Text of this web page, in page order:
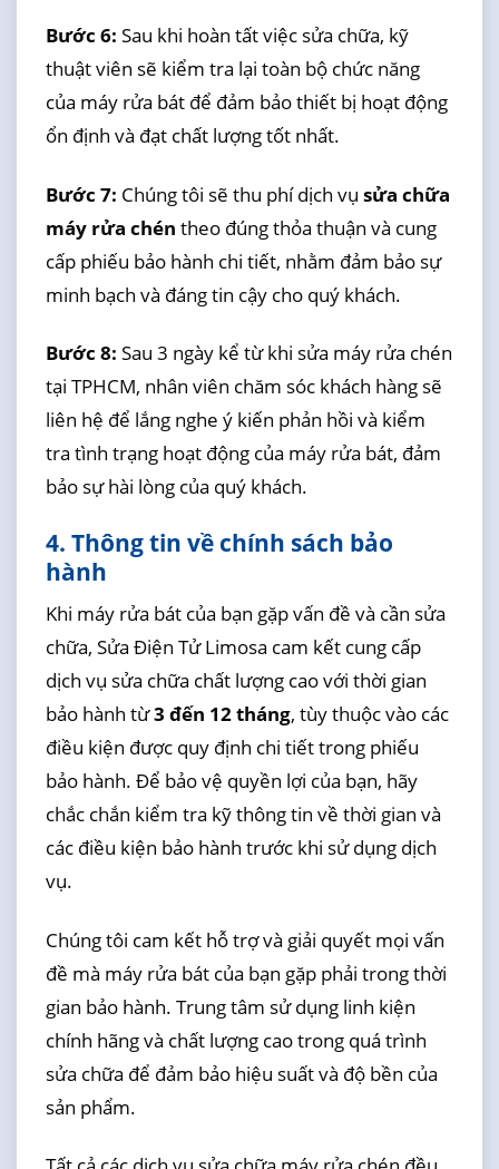
Bước 6: Sau khi hoàn tất việc sửa chữa, kỹ
thuật viên sẽ kiểm tra lại toàn bộ chức năng
của máy rửa bát để đảm bảo thiết bị hoạt động
ổn định và đạt chất lượng tốt nhất.
Bước 7: Chúng tôi sẽ thu phí dịch vụ sửa chữa
máy rửa chén theo đúng thỏa thuận và cung
cấp phiếu bảo hành chi tiết, nhằm đảm bảo sự
minh bạch và đáng tin cậy cho quý khách.
Bước 8: Sau 3 ngày kể từ khi sửa máy rửa chén
tại TPHCM, nhân viên chăm sóc khách hàng sẽ
liên hệ để lắng nghe ý kiến phản hồi và kiểm
tra tình trạng hoạt động của máy rửa bát, đảm
bảo sự hài lòng của quý khách.
4. Thông tin về chính sách bảo
hành
Khi máy rửa bát của bạn gặp vấn đề và cần sửa
chữa, Sửa Điện Tử Limosa cam kết cung cấp
dịch vụ sửa chữa chất lượng cao với thời gian
bảo hành từ3 đến 12 tháng, tùy thuộc vào các
điều kiện được quy định chi tiết trong phiếu
bảo hành. Để bảo vệ quyền lợi của bạn, hãy
chắc chắn kiểm tra kỹ thông tin về thời gian và
các điều kiện bảo hành trước khi sử dụng dịch
vụ.
Chúng tôi cam kết hỗ trợ và giải quyết mọi vấn
đề mà máy rửa bát của bạn gặp phải trong thời
gian bảo hành. Trung tâm sử dụng linh kiện
chính hãng và chất lượng cao trong quá trình
sửa chữa để đảm bảo hiệu suất và độ bền của
sản phẩm.